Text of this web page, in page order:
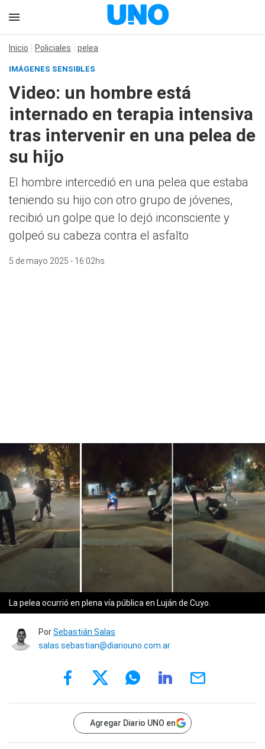
Inicio Policiales pelea
IMÁGENES SENSIBLES
Video: un hombre está
internado en terapia intensiva
tras intervenir en una pelea de
su hijo
El hombre intercedió en una pelea que estaba
teniendo su hijo con otro grupo de jóvenes,
recibió un golpe que lo dejó inconsciente y
golpeó su cabeza contra el asfalto
5 de mayo 2025 - 16:02hs
La pelea ocurrió en plena vía pública en Luján de Cuyo.
PorSebastián Salas
salas.sebastian@diariouno.com.ar
Agregar Diario UNO en